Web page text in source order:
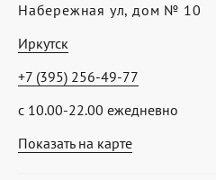
Показать на карте
Набережная ул, дом № 10
Иркутск
с 10.00-22.00 ежедневно
+7 (395) 256-49-77